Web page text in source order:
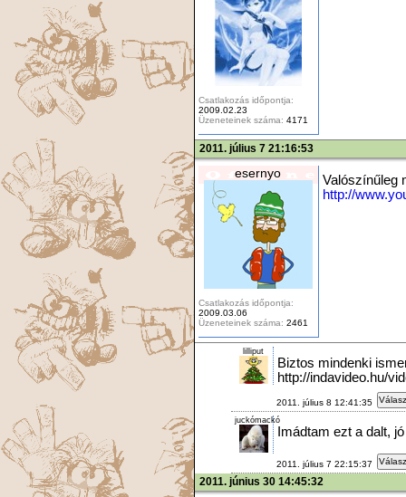
Csatlakozás időpontja:
2009.02.23
Üzeneteinek száma: 4171
2011. július 7 21:16:53
esernyo
Csatlakozás időpontja:
2009.03.06
Üzeneteinek száma: 2461
Valószínűleg
http://
lilliput
Biztos mindenki
http://indavideo.hu/
2011. július 8 12:41:35
juckómackó
Imádtam ezt a dalt,
2011. július 7 22:15:37
2011. június 30 14:45:32